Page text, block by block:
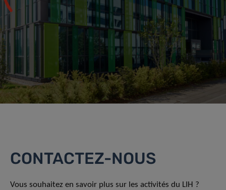
CONTACTEZ-NOUS
Vous souhaitez en savoir plus sur les activités du LIH ?